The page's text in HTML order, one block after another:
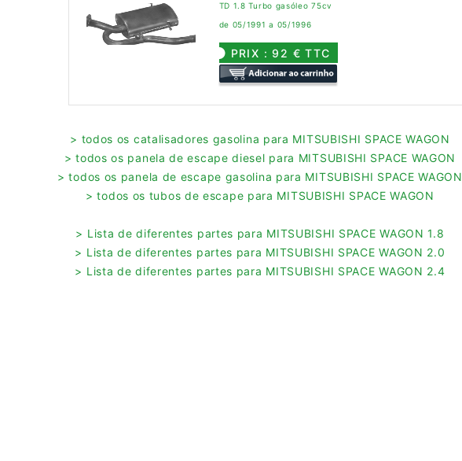
TD 1.8 Turbo gasóleo 75cv
de 05/1991 a 05/1996
PRIX : 92 € TTC
> todos os catalisadores gasolina para MITSUBISHI SPACE WAGON
> todos os panela de escape diesel para MITSUBISHI SPACE WAGON
> todos os panela de escape gasolina para MITSUBISHI SPACE WAGON
> todos os tubos de escape para MITSUBISHI SPACE WAGON
> Lista de diferentes partes para MITSUBISHI SPACE WAGON 1.8
> Lista de diferentes partes para MITSUBISHI SPACE WAGON 2.0
> Lista de diferentes partes para MITSUBISHI SPACE WAGON 2.4